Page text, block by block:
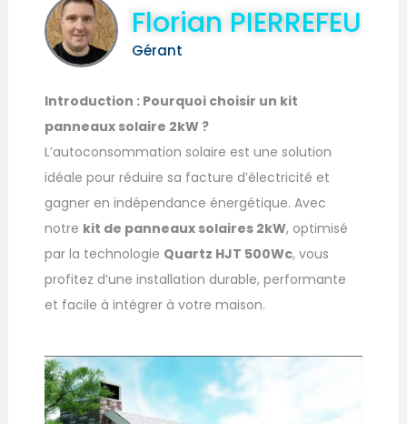
Florian PIERREFEU
Gérant
Introduction : Pourquoi choisir un kit
panneaux solaire 2kW ?
L’autoconsommation solaire est une solution
idéale pour réduire sa facture d’électricité et
gagner en indépendance énergétique. Avec
notre kit de panneaux solaires 2kW, optimisé
par la technologie Quartz HJT 500Wc, vous
profitez d’une installation durable, performante
et facile à intégrer à votre maison.